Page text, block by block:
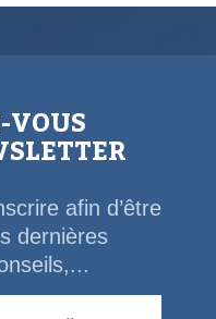
afin d’être
dernières